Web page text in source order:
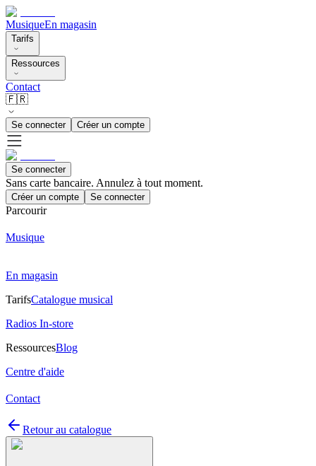
MusiqueEn magasin
Tarifs
Ressources
Contact
🇫🇷
Se connecter Créer un compte
Se connecter
Sans carte bancaire. Annulez à tout moment.
Créer un compte Se connecter
Parcourir
Musique
En magasin
TarifsCatalogue musical
Radios In-store
RessourcesBlog
Centre d'aide
Contact
Retour au catalogue